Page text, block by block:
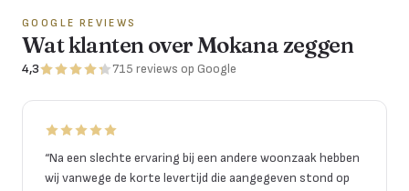
GOOGLE REVIEWS
Wat klanten over Mokana zeggen
4,3 715 reviews op Google
“Na een slechte ervaring bij een andere woonzaak hebben
wij vanwege de korte levertijd die aangegeven stond op